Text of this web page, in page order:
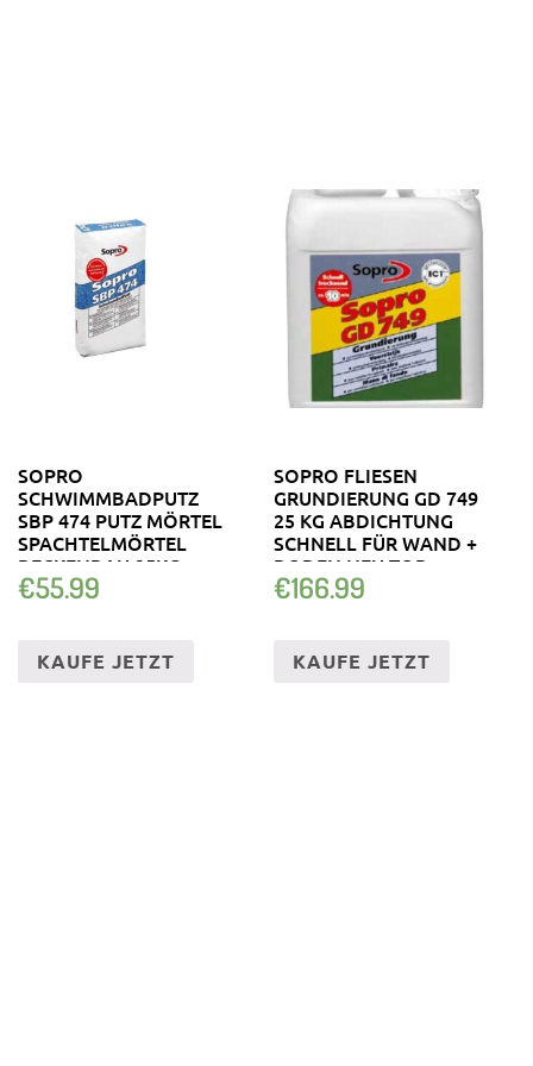
SOPRO
SCHWIMMBADPUTZ
SBP 474 PUTZ MÖRTEL
SPACHTELMÖRTEL
BECKENBAU 25KG
€55.99
KAUFE JETZT
SOPRO FLIESEN
GRUNDIERUNG GD 749
25 KG ABDICHTUNG
SCHNELL FÜR WAND +
BODEN NEU TOP
€166.99
KAUFE JETZT